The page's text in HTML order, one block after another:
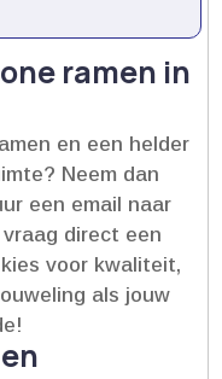
ramen in
en een helder
Neem dan
een email naar
direct een
voor kwaliteit,
als jouw